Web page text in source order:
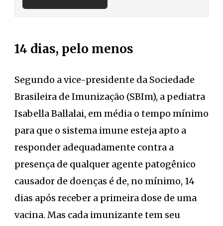
14 dias, pelo menos
Segundo a vice-presidente da Sociedade
Brasileira de Imunização (SBIm), a pediatra
Isabella Ballalai, em média o tempo mínimo
para que o sistema imune esteja apto a
responder adequadamente contra a
presença de qualquer agente patogênico
causador de doenças é de, no mínimo, 14
dias após receber a primeira dose de uma
vacina. Mas cada imunizante tem seu